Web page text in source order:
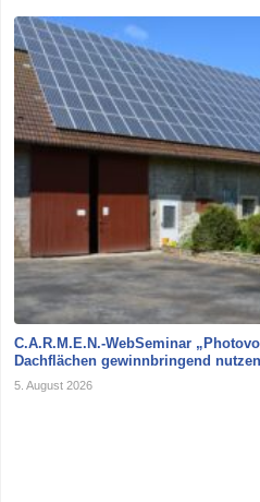
C.A.R.M.E.N.-WebSeminar
Dachflächen gewinnbringend
5. August 2026